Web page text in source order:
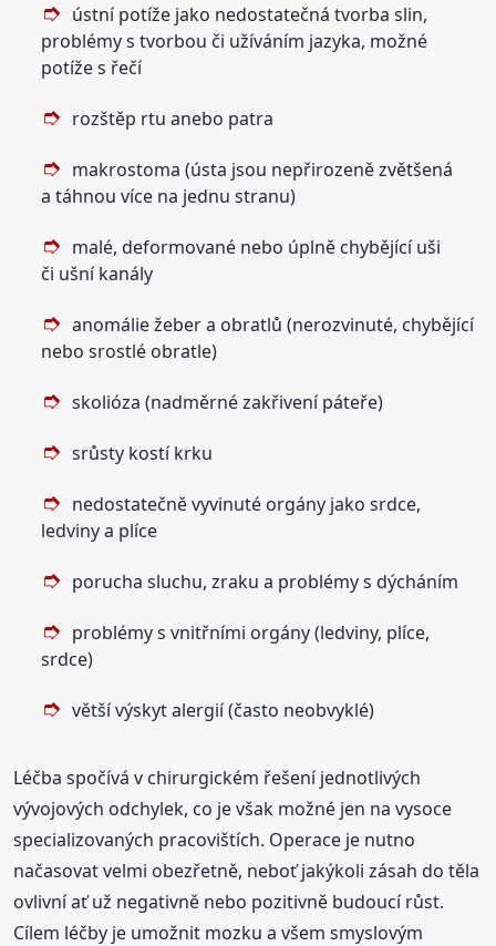
ústní potíže jako nedostatečná tvorba slin,
problémy s tvorbou či užíváním jazyka, možné
potíže s řečí
rozštěp rtu anebo patra
makrostoma (ústa jsou nepřirozeně zvětšená
a táhnou více na jednu stranu)
malé, deformované nebo úplně chybějící uši
či ušní kanály
anomálie žeber a obratlů (nerozvinuté, chybějící
nebo srostlé obratle)
skolióza (nadměrné zakřivení páteře)
srůsty kostí krku
nedostatečně vyvinuté orgány jako srdce,
ledviny a plíce
porucha sluchu, zraku a problémy s dýcháním
problémy s vnitřními orgány (ledviny, plíce,
srdce)
větší výskyt alergií (často neobvyklé)
Léčba spočívá v chirurgickém řešení jednotlivých
vývojových odchylek, co je však možné jen na vysoce
specializovaných pracovištích. Operace je nutno
načasovat velmi obezřetně, neboť jakýkoli zásah do těla
ovlivní ať už negativně nebo pozitivně budoucí růst.
Cílem léčby je umožnit mozku a všem smyslovým